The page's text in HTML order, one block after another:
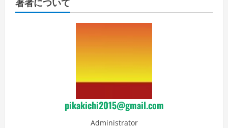
pikakichi2015@gmail.com
Administrator